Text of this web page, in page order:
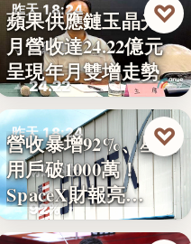
昨天 18:24
財經焦點
24.22
蘋果供應鏈玉晶光7
月營收達24.22億元
呈現年月雙增走勢
♡
昨天 18:24
財經科技
92%
營收暴增92%、星鏈
用戶破1000萬！
SpaceX財報亮…
♡